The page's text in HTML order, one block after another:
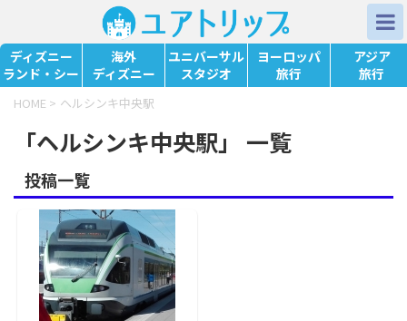
ディズニー
ランド・シー
海外
ディズニー
ユニバーサル
スタジオ
ヨーロッパ
旅行
アジア
旅行
HOME > ヘルシンキ中央駅
「ヘルシンキ中央駅」 一覧
投稿一覧